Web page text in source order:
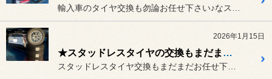
2026年1月15日
★スタッドレスタイヤの交換もまだまだお任せ下さい♪★